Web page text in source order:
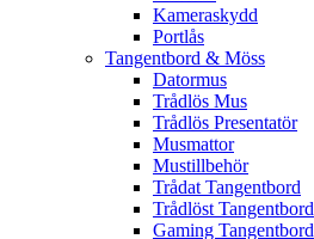
Kameraskydd
Portlås
Tangentbord & Möss
Datormus
Trådlös Mus
Trådlös Presentatör
Musmattor
Mustillbehör
Trådat Tangentbord
Trådlöst Tangentbord
Gaming Tangentbord